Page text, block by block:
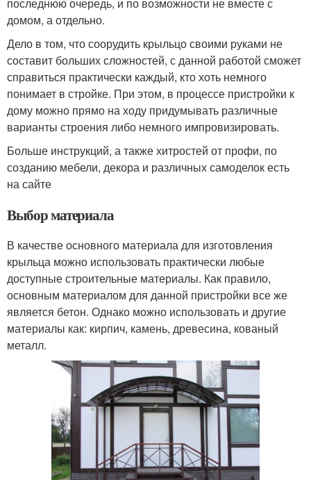
последнюю очередь, и по возможности не вместе с
домом, а отдельно.
Дело в том, что соорудить крыльцо своими руками не
составит больших сложностей, с данной работой сможет
справиться практически каждый, кто хоть немного
понимает в стройке. При этом, в процессе пристройки к
дому можно прямо на ходу придумывать различные
варианты строения либо немного импровизировать.
Больше инструкций, а также хитростей от профи, по
созданию мебели, декора и различных самоделок есть
на сайте
Выбор материала
В качестве основного материала для изготовления
крыльца можно использовать практически любые
доступные строительные материалы. Как правило,
основным материалом для данной пристройки все же
является бетон. Однако можно использовать и другие
материалы как: кирпич, камень, древесина, кованый
металл.